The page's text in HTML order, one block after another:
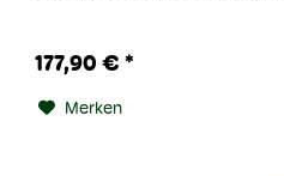
177,90 € *
Merken